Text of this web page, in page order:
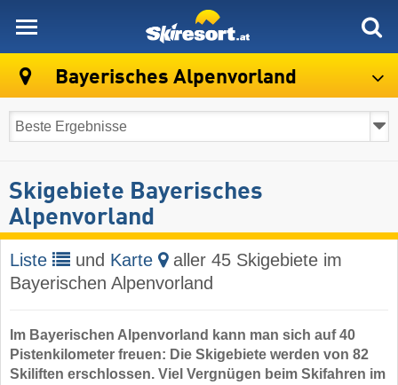
Bayerisches Alpenvorland
Skigebiete Bayerisches
Alpenvorland
Liste und Karte
aller 45 Skigebiete im
Bayerischen Alpenvorland
Im Bayerischen Alpenvorland kann man sich auf 40
Pistenkilometer freuen: Die Skigebiete werden von 82
Skiliften erschlossen. Viel Vergnügen beim Skifahren im